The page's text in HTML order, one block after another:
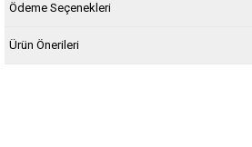
Ödeme Seçenekleri
Ürün Önerileri